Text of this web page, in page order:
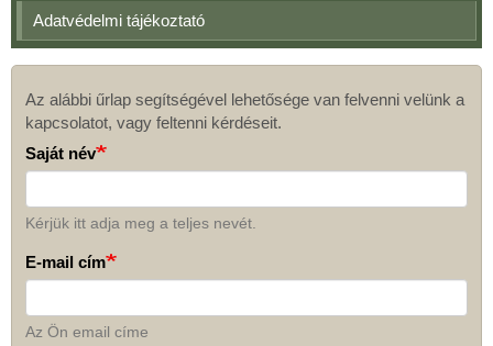
Adatvédelmi tájékoztató
Kapcsolat
Az alábbi űrlap segítségével lehetősége van felvenni velünk a
kapcsolatot, vagy feltenni kérdéseit.
Saját név
Kérjük itt adja meg a teljes nevét.
E-mail cím
Az Ön email címe